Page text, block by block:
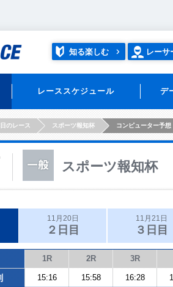
知る楽しむ レーサ
レーススケジュール デ
のレース スポーツ報知杯 コンピューター予想
スポーツ報知杯
11月20日
２日目
11月21日
３日目
1R 2R 3R
15:16 15:58 16:28